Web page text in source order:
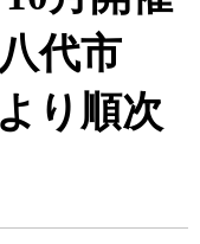
代市
り順次